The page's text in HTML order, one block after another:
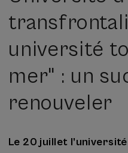
université
mer" : un
renouveler
Le 20 juillet